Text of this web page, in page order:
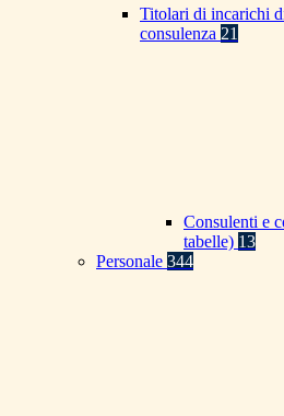
Titolari di incarichi
consulenza 21
Consulenti e
tabelle) 13
Personale 344